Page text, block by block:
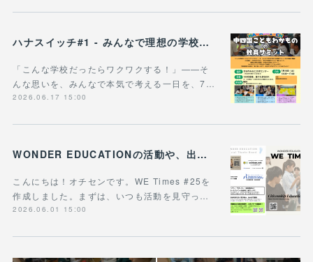
ハナスイッチ#1 - みんなで理想の学校や学びの未来を考える新企画、スタート！
「こんな学校だったらワクワクする！」——そ
んな思いを、みんなで本気で考える一日を、7…
2026.06.17 15:00
WONDER EDUCATIONの活動や、出張講座・講演のご案内をまとめた 『WE Times #25』を公開しました！
こんにちは！オチセンです。WE Times #25を
作成しました。まずは、いつも活動を見守っ…
2026.06.01 15:00